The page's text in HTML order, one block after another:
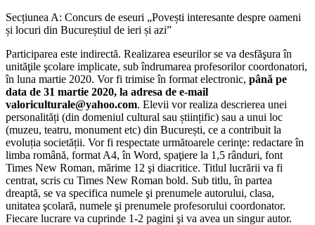
Secțiunea A: Concurs de eseuri „Povești interesante despre oameni
și locuri din Bucureștiul de ieri și azi”
Participarea este indirectă. Realizarea eseurilor se va desfăşura în
unităţile şcolare implicate, sub îndrumarea profesorilor coordonatori,
în luna martie 2020. Vor fi trimise în format electronic, pânǎ pe
data de 31 martie 2020, la adresa de e-mail
valoriculturale@yahoo.com. Elevii vor realiza descrierea unei
personalități (din domeniul cultural sau științific) sau a unui loc
(muzeu, teatru, monument etc) din București, ce a contribuit la
evoluția societății. Vor fi respectate următoarele cerinţe: redactare în
limba română, format A4, în Word, spaţiere la 1,5 rânduri, font
Times New Roman, mărime 12 şi diacritice. Titlul lucrării va fi
centrat, scris cu Times New Roman bold. Sub titlu, în partea
dreaptă, se va specifica numele şi prenumele autorului, clasa,
unitatea şcolară, numele şi prenumele profesorului coordonator.
Fiecare lucrare va cuprinde 1-2 pagini şi va avea un singur autor.